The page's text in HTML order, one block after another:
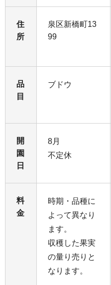
住
所
泉区新橋町13
99
品
目
ブドウ
開
園
日
8月
不定休
料
金
時期・品種に
よって異なり
ます。
収穫した果実
の量り売りと
なります。